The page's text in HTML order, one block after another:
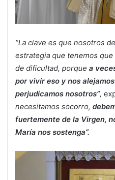
“La clave es que nosotros
estrategia que tenemos
de dificultad, porque a
por vivir eso y nos
perjudicamos nosotros”,
necesitamos socorro,
fuertemente de la Virgen,
María nos sostenga”.